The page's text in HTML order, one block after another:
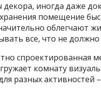
декора, иногда даже
помещение
облегчают
все, что не
спроектированная
комнату
разных